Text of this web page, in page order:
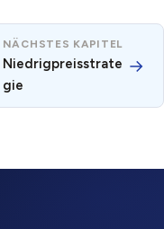
NÄCHSTES KAPITEL
Niedrigpreisstrate
gie
→